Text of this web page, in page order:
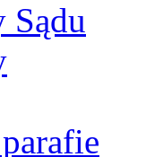
Sądu